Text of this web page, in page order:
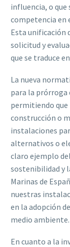
influencia, o
competencia en
Esta unificación
solicitud y
que se traduce
La nueva
para la
permitiendo que
construcción o
instalaciones
alternativos o
claro ejemplo
sostenibilidad y
Marinas de
nuestras
en la adopción
medio ambiente.
En cuanto a la